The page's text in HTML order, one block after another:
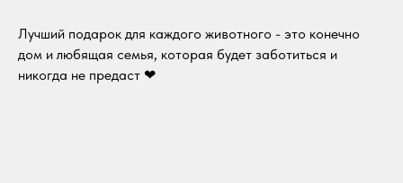
Лучший подарок для каждого животного - это конечно
дом и любящая семья, которая будет заботиться и
никогда не предаст ❤